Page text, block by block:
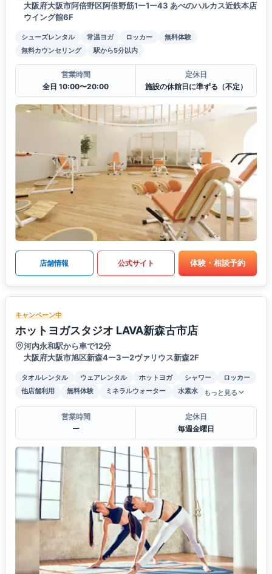
大阪府大阪市阿倍野区阿倍野筋1ー1ー43 あべのハルカス近鉄本店
ウイング館6F
シューズレンタル 常温ヨガ ロッカー
無料体験
無料カウンセリング
駅から5分以内
営業時間
全日 10:00〜20:00
定休日
施設の休館日に準ずる（不定）
店舗情報 公式サイト 体験・相談予約
キャンペーン中
ホットヨガスタジオ LAVA新森古市店
河内永和駅から車で12分
大阪府大阪市旭区新森4ー3ー2ヴァリウス新森2F
タオルレンタル ウェアレンタル ホットヨガ シャワー
ロッカー
他店舗利用
無料体験 ミネラルウォーター 水素水 もっと見る
営業時間
ー
定休日
毎週金曜日